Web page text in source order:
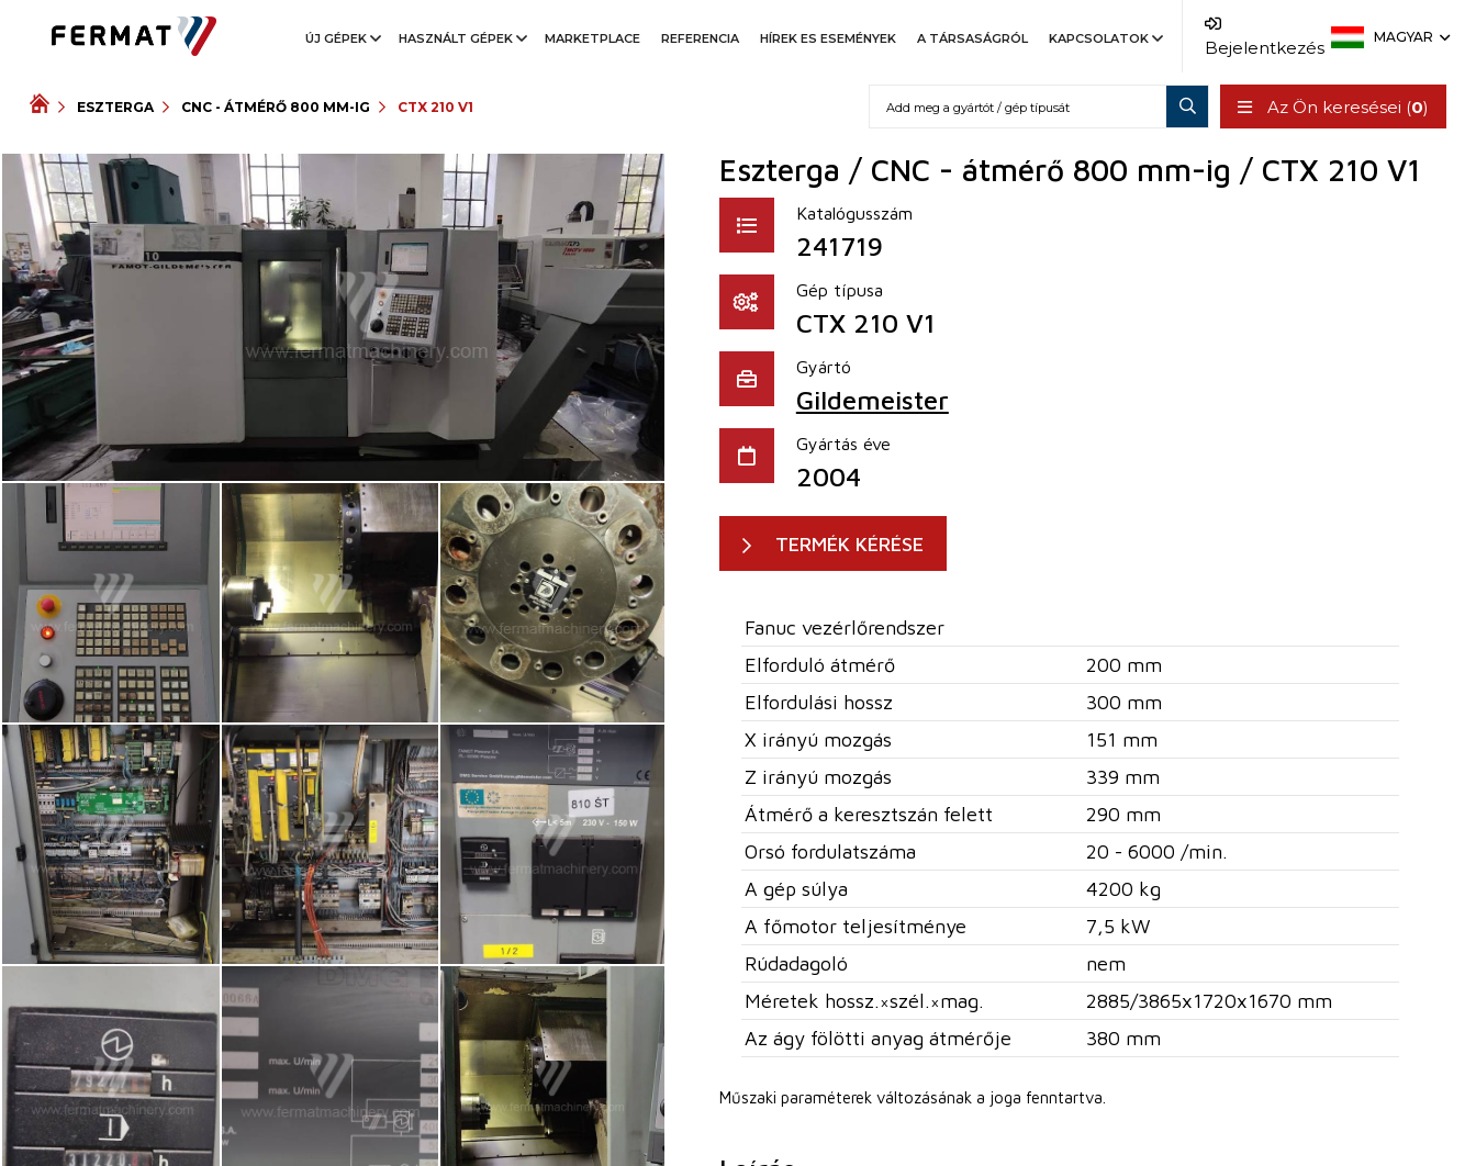
ÚJ GÉPEK HASZNÁLT GÉPEK MARKETPLACE REFERENCIA HÍREK ES ESEMÉNYEK A TÁRSASÁGRÓL KAPCSOLATOK Bejelentkezés
MAGYAR
ESZTERGA CNC - ÁTMÉRŐ 800 MM-IG CTX 210 V1 Az Ön keresései (0)
Eszterga / CNC - átmérő 800 mm-ig / CTX 210 V1
Katalógusszám
241719
Gép típusa
CTX 210 V1
Gyártó
Gildemeister
Gyártás éve
2004
TERMÉK KÉRÉSE
Fanuc vezérlőrendszer
Elforduló átmérő
200 mm
Elfordulási hossz
300 mm
X irányú mozgás
151 mm
Z irányú mozgás
339 mm
Átmérő a keresztszán felett
290 mm
Orsó fordulatszáma
20 - 6000 /min.
A gép súlya
4200 kg
A főmotor teljesítménye
7,5 kW
Rúdadagoló
nem
Méretek hossz.×szél.×mag.
2885/3865x1720x1670 mm
Az ágy fölötti anyag átmérője
380 mm
Műszaki paraméterek változásának a joga fenntartva.